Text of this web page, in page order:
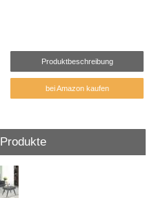
Produktbeschreibung
bei Amazon kaufen